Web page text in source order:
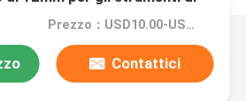
Prezzo：USD10.00-USD60.00
Contattici